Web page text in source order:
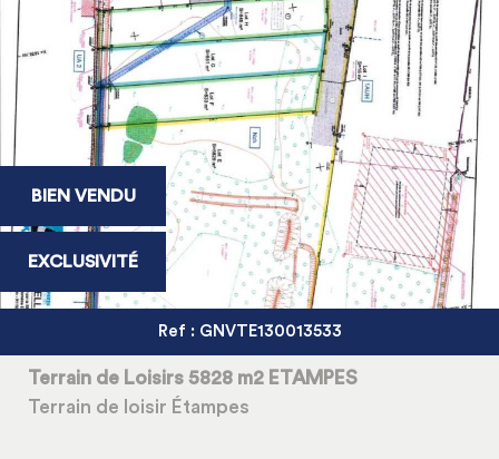
BIEN VENDU
EXCLUSIVITÉ
Ref : GNVTE130013533
Terrain de Loisirs 5828 m2 ETAMPES
Terrain de loisir Étampes